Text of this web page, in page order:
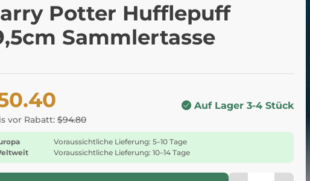
Potter Hufflepuff
Sammlertasse
vor Rabatt: $94.80
Auf Lager 3-4 Stück
Voraussichtliche Lieferung: 5–10 Tage
Voraussichtliche Lieferung: 10–14 Tage